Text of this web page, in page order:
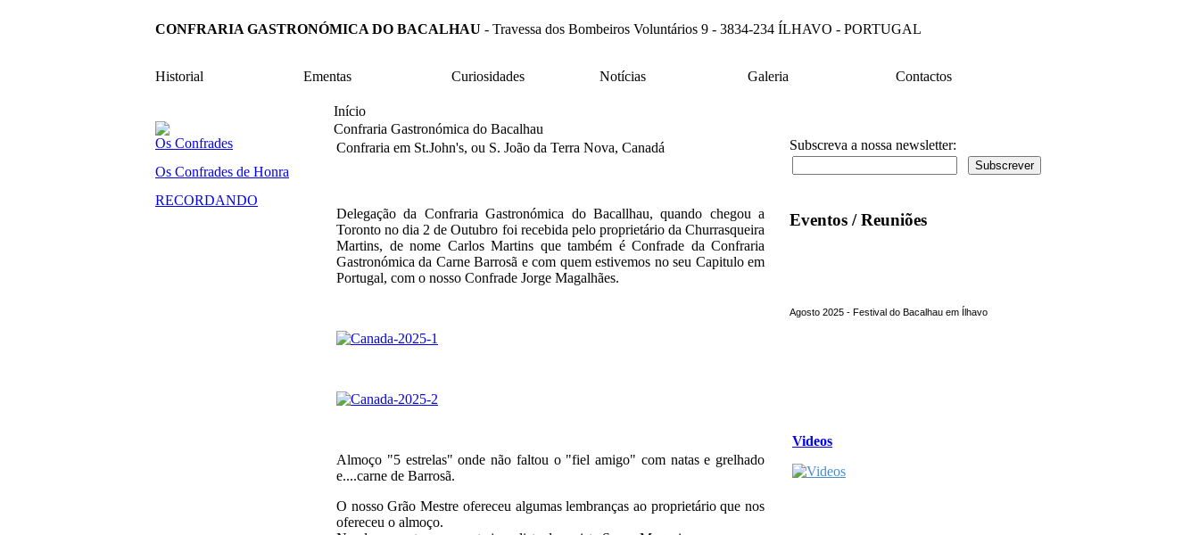
CONFRARIA GASTRONÓMICA DO BACALHAU - Travessa dos Bombeiros Voluntários 9 - 3834-234 ÍLHAVO - PORTUGAL
Historial Ementas Curiosidades Notícias Galeria Contactos
Início
Confraria Gastronómica do Bacalhau
Confraria em St.John's, ou S. João da Terra Nova, Canadá
Delegação da Confraria Gastronómica do Bacallhau, quando chegou a
Toronto no dia 2 de Outubro foi recebida pelo proprietário da Churrasqueira
Martins, de nome Carlos Martins que também é Confrade da Confraria
Gastronómica da Carne Barrosã e com quem estivemos no seu Capitulo em
Portugal, com o nosso Confrade Jorge Magalhães.
Almoço "5 estrelas" onde não faltou o "fiel amigo" com natas e grelhado
e....carne de Barrosã.
O nosso Grão Mestre ofereceu algumas lembranças ao proprietário que nos
ofereceu o almoço.
Os Confrades
Os Confrades de Honra
RECORDANDO
Subscreva a nossa newsletter:
Eventos / Reuniões
Agosto 2025 - Festival do Bacalhau em Ílhavo
Videos